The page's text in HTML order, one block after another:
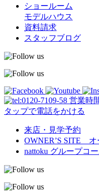
ショールーム
モデルハウス
資料請求
スタッフブログ
営業時
タップで電話をかける
来店・見学予約
OWNER’S SITE オ
nattoku グループコ